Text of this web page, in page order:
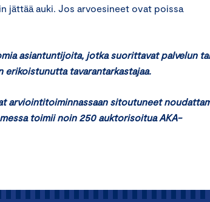
jättää auki. Jos arvoesineet ovat poissa
asiantuntijoita, jotka suorittavat palvelun tai
erikoistunutta tavarantarkastajaa.
arviointitoiminnassaan sitoutuneet
toimii noin 250 auktorisoitua AKA-